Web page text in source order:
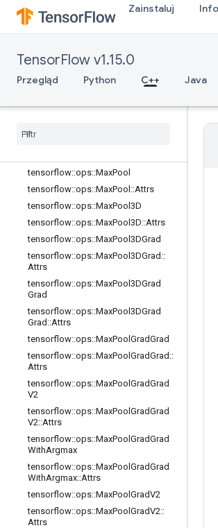
Zainstaluj
TensorFlow v1.15.0
Przegląd Python C++ Java
tensorflow::ops::FusedResizeAndPa
dConv2D::Attrs
tensorflow::ops::L2Loss
tensorflow
tensorflow::ops::MaxPool
tensorflow::ops::MaxPool ::Attrs
tensorflow::ops::MaxPool3D
tensorflow::ops::MaxPool3D::Attrs
tensorflow::ops::MaxPool3DGrad
tensorflow::ops::MaxPool3DGrad ::
Attrs
tensorflow::ops::MaxPool3DGrad
Grad
tensorflow::ops::MaxPool3DGrad
Grad ::Attrs
tensorflow::ops::MaxPool GradGrad
tensorflow::ops::MaxPool GradGrad ::
Attrs
tensorflow::ops::MaxPool GradGrad
V2
tensorflow::ops::MaxPool GradGrad
V2::Attrs
tensorflow::ops::MaxPool GradGrad
WithArgmax
tensorflow::ops::MaxPool GradGrad
WithArgmax::Attrs
tensorflow::ops::MaxPool GradV2
tensorflow::ops::MaxPool GradV2::
Attrs